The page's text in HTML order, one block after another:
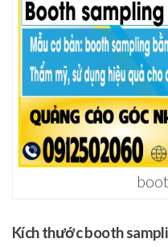
Kích thước booth